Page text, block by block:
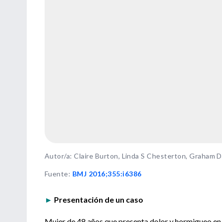
Autor/a: Claire Burton, Linda S Chesterton, Graham
Fuente: BMJ 2016;355:i6386
► Presentación de un caso